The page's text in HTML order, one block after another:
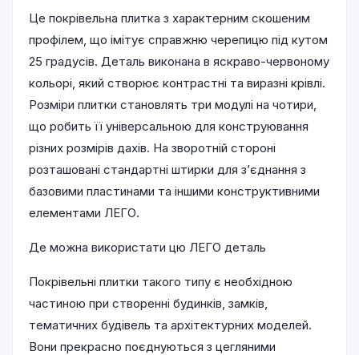
Це покрівельна плитка з характерним скошеним
профілем, що імітує справжню черепицю під кутом
25 градусів. Деталь виконана в яскраво-червоному
кольорі, який створює контрастні та виразні крівлі.
Розміри плитки становлять три модулі на чотири,
що робить її універсальною для конструювання
різних розмірів дахів. На зворотній стороні
розташовані стандартні штирки для з’єднання з
базовими пластинами та іншими конструктивними
елементами ЛЕГО.
Де можна використати цю ЛЕГО деталь
Покрівельні плитки такого типу є необхідною
частиною при створенні будинків, замків,
тематичних будівель та архітектурних моделей.
Вони прекрасно поєднуються з цегляними